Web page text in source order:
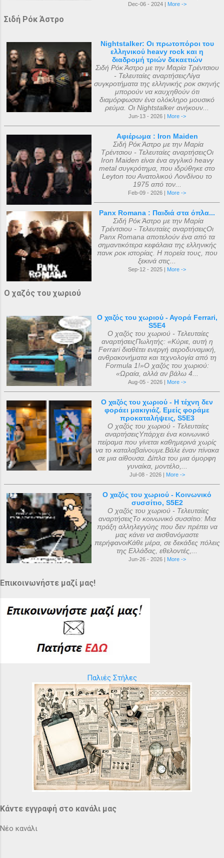
Dec-06 - 2024 | More ->
Σιδή Ρόκ Άστρο
Nightstalker: Οι πρωτοπόροι του
ελληνικού heavy rock και η
διαδρομή τριών δεκαετιών
Σιδή Ρόκ Άστρο με την Μαρία Τρέντσιου
- Τελευταίες αναρτήσειςΛίγα
συγκροτήματα της ελληνικής ροκ σκηνής
μπορούν να καυχηθούν ότι
διαμόρφωσαν ένα ολόκληρο μουσικό
ρεύμα. Οι Nightstalker ανήκουν...
Jun-13 - 2026 | More ->
Αφιέρωμα : Iron Maiden
Σιδή Ρόκ Άστρο με την Μαρία
Τρέντσιου - Τελευταίες αναρτήσειςΟι
Iron Maiden είναι ένα αγγλικό heavy
metal συγκρότημα, που ιδρύθηκε στο
Leyton του Ανατολικού Λονδίνου το
1975 από τον...
Feb-09 - 2026 | More ->
Panx Romana : Παιδιά στα όπλα...
Σιδή Ρόκ Άστρο με την Μαρία
Τρέντσιου - Τελευταίες αναρτήσειςΟι
Panx Romana αποτελούν ένα από τα
σημαντικότερα κεφάλαια της ελληνικής
πανκ ροκ ιστορίας. Η πορεία τους, που
ξεκινά στις...
Sep-12 - 2025 | More ->
Ο χαζός του χωριού
Ο χαζός του χωριού - Αγορά Ferrari,
S5E4
Ο χαζός του χωριού - Τελευταίες
αναρτήσειςΠωλητής: «Κύριε, αυτή η
Ferrari διαθέτει ενεργή αεροδυναμική,
ανθρακονήματα και τεχνολογία από τη
Formula 1!»Ο χαζός του χωριού:
«Ωραία, αλλά αν βάλω 4...
Aug-05 - 2026 | More ->
Ο χαζός του χωριού - Η τέχνη δεν
φοράει μακιγιάζ. Εμείς φοράμε
προκαταλήψεις, S5E3
Ο χαζός του χωριού - Τελευταίες
αναρτήσειςΥπάρχει ένα κοινωνικό
πείραμα που γίνεται καθημερινά χωρίς
να το καταλαβαίνουμε.Βάλε έναν πίνακα
σε μια αίθουσα. Δίπλα του μια όμορφη
γυναίκα, μοντέλο,...
Jul-08 - 2026 | More ->
Ο χαζός του χωριού - Κοινωνικό
συσσίτιο, S5E2
Ο χαζός του χωριού - Τελευταίες
αναρτήσειςΤο κοινωνικό συσσίτιο: Μια
πράξη αλληλεγγύης που δεν πρέπει να
μας κάνει να αισθανόμαστε
περήφανοιΚάθε μέρα, σε δεκάδες πόλεις
της Ελλάδας, εθελοντές,...
Jun-26 - 2026 | More ->
Επικοινωνήστε μαζί μας!
Παλιές Στήλες
Κάντε εγγραφή στο κανάλι μας
Νέο κανάλι